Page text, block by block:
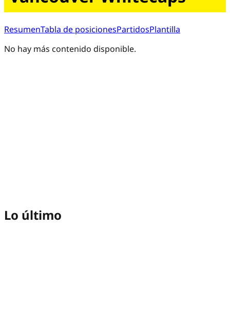
ResumenTabla de posicionesPartidosPlantilla
No hay más contenido disponible.
Lo último